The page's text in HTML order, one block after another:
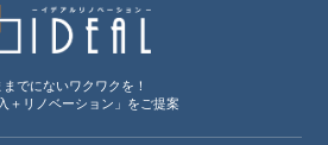
までにないワクワクを！
＋リノベーション」をご提案